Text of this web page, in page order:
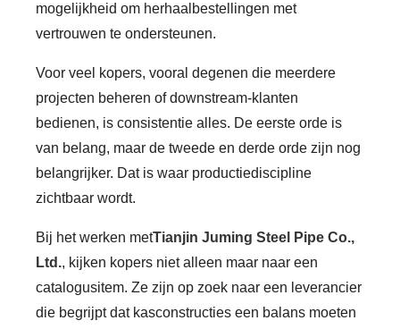
mogelijkheid om herhaalbestellingen met
vertrouwen te ondersteunen.
Voor veel kopers, vooral degenen die meerdere
projecten beheren of downstream-klanten
bedienen, is consistentie alles. De eerste orde is
van belang, maar de tweede en derde orde zijn nog
belangrijker. Dat is waar productiediscipline
zichtbaar wordt.
Bij het werken metTianjin Juming Steel Pipe Co.,
Ltd., kijken kopers niet alleen maar naar een
catalogusitem. Ze zijn op zoek naar een leverancier
die begrijpt dat kasconstructies een balans moeten